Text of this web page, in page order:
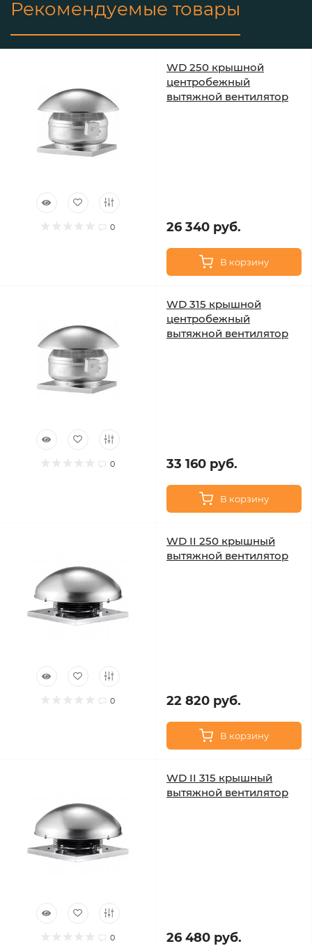
Рекомендуемые товары
0
WD 250 крышной
центробежный
вытяжной вентилятор
26 340 руб.
В корзину
0
WD 315 крышной
центробежный
вытяжной вентилятор
33 160 руб.
В корзину
0
WD II 250 крышный
вытяжной вентилятор
22 820 руб.
В корзину
0
WD II 315 крышный
вытяжной вентилятор
26 480 руб.